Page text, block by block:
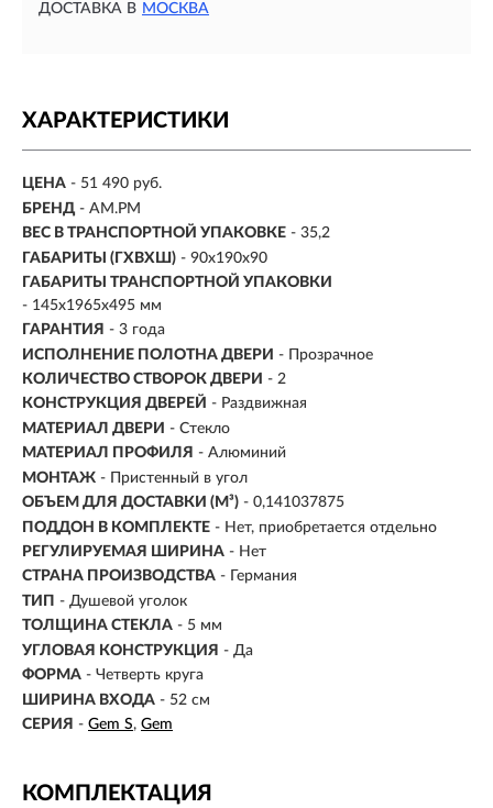
ДОСТАВКА В МОСКВА
ХАРАКТЕРИСТИКИ
ЦЕНА - 51 490 руб.
БРЕНД - AM.PM
ВЕС В ТРАНСПОРТНОЙ УПАКОВКЕ - 35,2
ГАБАРИТЫ (ГХВХШ) - 90x190x90
ГАБАРИТЫ ТРАНСПОРТНОЙ УПАКОВКИ
- 145x1965x495 мм
ГАРАНТИЯ - 3 года
ИСПОЛНЕНИЕ ПОЛОТНА ДВЕРИ - Прозрачное
КОЛИЧЕСТВО СТВОРОК ДВЕРИ - 2
КОНСТРУКЦИЯ ДВЕРЕЙ - Раздвижная
МАТЕРИАЛ ДВЕРИ - Стекло
МАТЕРИАЛ ПРОФИЛЯ - Алюминий
МОНТАЖ - Пристенный в угол
ОБЪЕМ ДЛЯ ДОСТАВКИ (М³) - 0,141037875
ПОДДОН В КОМПЛЕКТЕ - Нет, приобретается отдельно
РЕГУЛИРУЕМАЯ ШИРИНА - Нет
СТРАНА ПРОИЗВОДСТВА - Германия
ТИП - Душевой уголок
ТОЛЩИНА СТЕКЛА - 5 мм
УГЛОВАЯ КОНСТРУКЦИЯ - Да
ФОРМА - Четверть круга
ШИРИНА ВХОДА - 52 см
СЕРИЯ - Gem S Gem
КОМПЛЕКТАЦИЯ